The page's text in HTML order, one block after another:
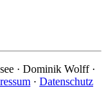
· Dominik Wolff ·
· Datenschutz